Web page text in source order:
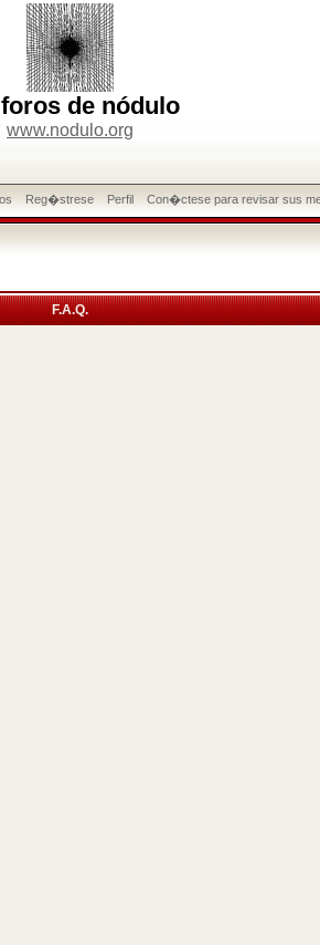
de nódulo
www.nodulo.org
Reg�strese Perfil Con�ctese para revisar sus
F.A.Q.